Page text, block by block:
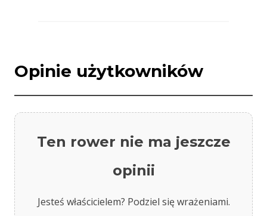
Opinie użytkowników
Ten rower nie ma jeszcze
opinii
Jesteś właścicielem? Podziel się wrażeniami.